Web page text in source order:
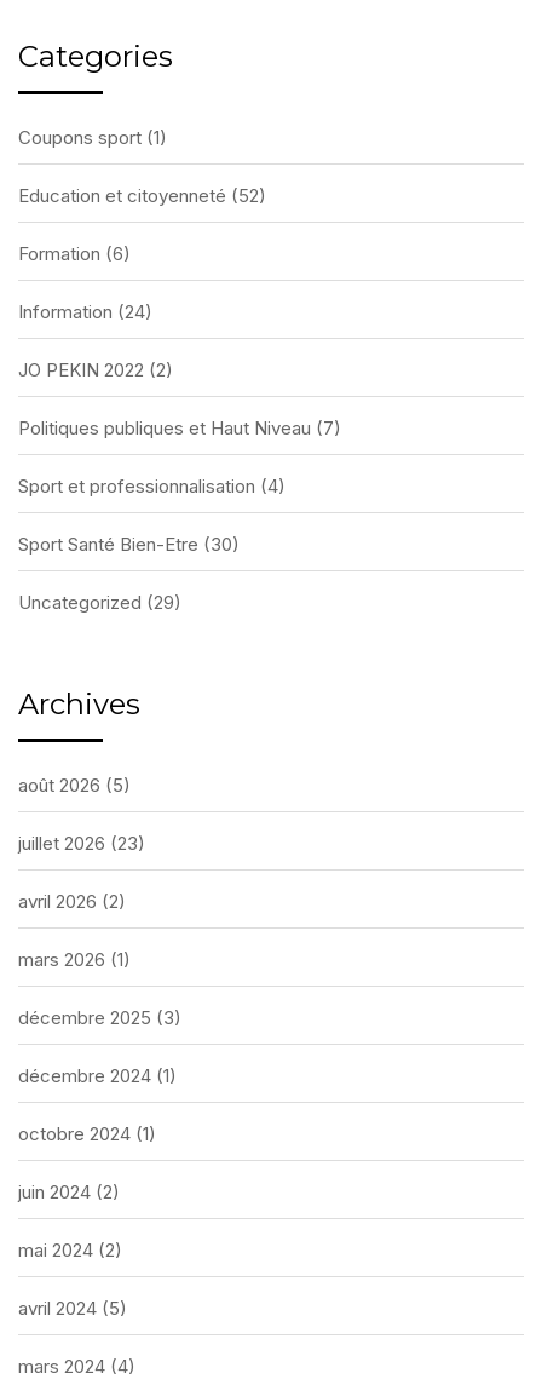
Categories
Coupons sport (1)
Education et citoyenneté (52)
Formation (6)
Information (24)
JO PEKIN 2022 (2)
Politiques publiques et Haut Niveau (7)
Sport et professionnalisation (4)
Sport Santé Bien-Etre (30)
Uncategorized (29)
Archives
août 2026 (5)
juillet 2026 (23)
avril 2026 (2)
mars 2026 (1)
décembre 2025 (3)
décembre 2024 (1)
octobre 2024 (1)
juin 2024 (2)
mai 2024 (2)
avril 2024 (5)
mars 2024 (4)